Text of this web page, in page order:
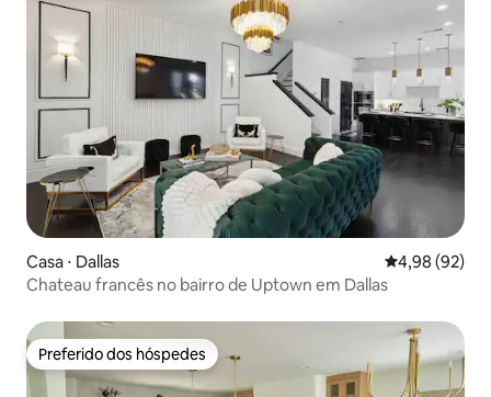
Casa ⋅ Dallas 4,98 de uma
4,98 (92)
Chateau francês no bairro de Uptown em Dallas
Preferido dos hóspedes
Preferido dos hóspedes